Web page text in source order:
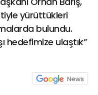
yürüttükleri
bulundu.
hedefimize ulaştık”